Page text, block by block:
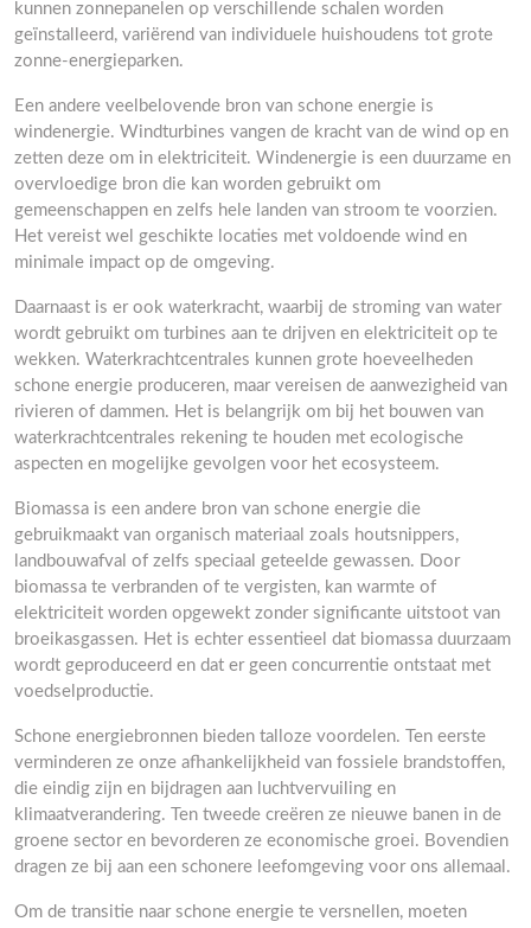
kunnen zonnepanelen op verschillende schalen worden
geïnstalleerd, variërend van individuele huishoudens tot grote
zonne-energieparken.
Een andere veelbelovende bron van schone energie is
windenergie. Windturbines vangen de kracht van de wind op en
zetten deze om in elektriciteit. Windenergie is een duurzame en
overvloedige bron die kan worden gebruikt om
gemeenschappen en zelfs hele landen van stroom te voorzien.
Het vereist wel geschikte locaties met voldoende wind en
minimale impact op de omgeving.
Daarnaast is er ook waterkracht, waarbij de stroming van water
wordt gebruikt om turbines aan te drijven en elektriciteit op te
wekken. Waterkrachtcentrales kunnen grote hoeveelheden
schone energie produceren, maar vereisen de aanwezigheid van
rivieren of dammen. Het is belangrijk om bij het bouwen van
waterkrachtcentrales rekening te houden met ecologische
aspecten en mogelijke gevolgen voor het ecosysteem.
Biomassa is een andere bron van schone energie die
gebruikmaakt van organisch materiaal zoals houtsnippers,
landbouwafval of zelfs speciaal geteelde gewassen. Door
biomassa te verbranden of te vergisten, kan warmte of
elektriciteit worden opgewekt zonder significante uitstoot van
broeikasgassen. Het is echter essentieel dat biomassa duurzaam
wordt geproduceerd en dat er geen concurrentie ontstaat met
voedselproductie.
Schone energiebronnen bieden talloze voordelen. Ten eerste
verminderen ze onze afhankelijkheid van fossiele brandstoffen,
die eindig zijn en bijdragen aan luchtvervuiling en
klimaatverandering. Ten tweede creëren ze nieuwe banen in de
groene sector en bevorderen ze economische groei. Bovendien
dragen ze bij aan een schonere leefomgeving voor ons allemaal.
Om de transitie naar schone energie te versnellen, moeten